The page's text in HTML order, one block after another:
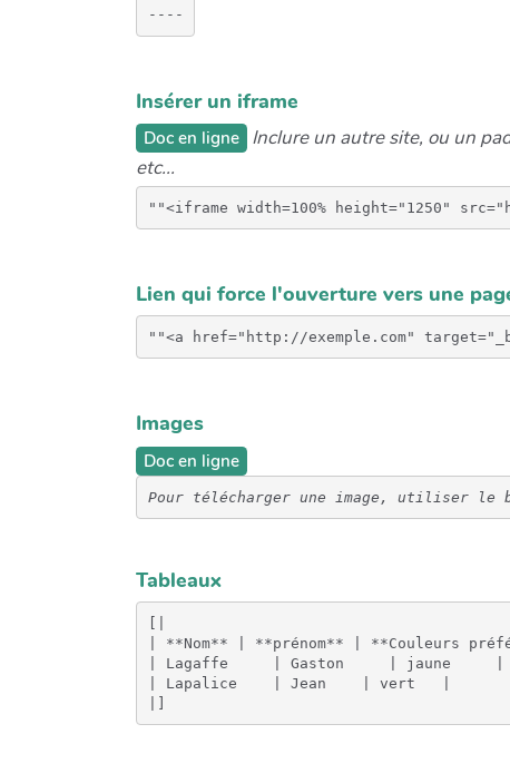
Insérer un iframe
Doc en ligne Inclure un autre site, ou un
etc...
Lien qui force l'ouverture vers une
Images
Doc en ligne
Pour télécharger une image, utiliser le
Tableaux
[|
| **Nom** | **prénom** | **Couleurs
| Lagaffe     | Gaston     | jaune     |
| Lapalice    | Jean    | vert   |